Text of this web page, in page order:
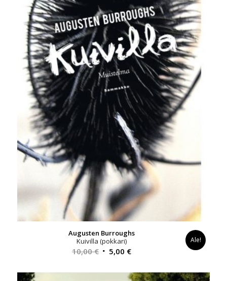
Augusten Burroughs
Kuivilla (pokkari)
10,00€ Alkuperäinen
oli:
5,00 €Nykyinen
on:
Ale!